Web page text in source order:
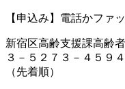
【申込み】電話かフ
新宿区高齢支援課高齢
３－５２７３－４５９
（先着順）